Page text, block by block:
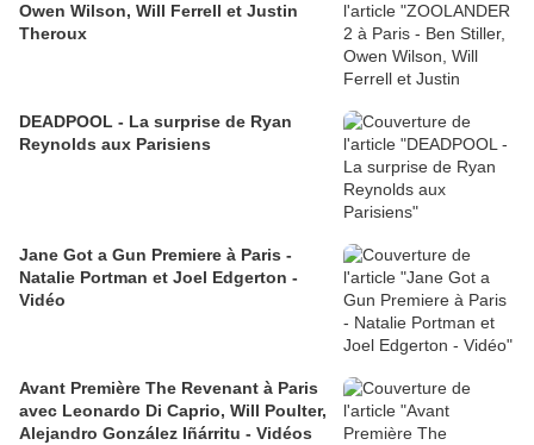
Owen Wilson, Will Ferrell et Justin
Theroux
DEADPOOL - La surprise de Ryan
Reynolds aux Parisiens
Jane Got a Gun Premiere à Paris -
Natalie Portman et Joel Edgerton -
Vidéo
Avant Première The Revenant à Paris
avec Leonardo Di Caprio, Will Poulter,
Alejandro González Iñárritu - Vidéos